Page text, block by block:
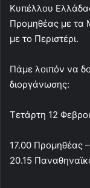
Κυπέλλου
Προμηθέας με τα
με το Περιστέρι.
Πάμε λοιπόν να
διοργάνωσης:
Τετάρτη 12
17.00 Προμηθέας
20.15